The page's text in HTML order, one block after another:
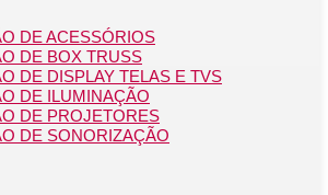
DE ACESSÓRIOS
DE BOX TRUSS
DE DISPLAY TELAS E TVS
DE ILUMINAÇÃO
DE PROJETORES
DE SONORIZAÇÃO